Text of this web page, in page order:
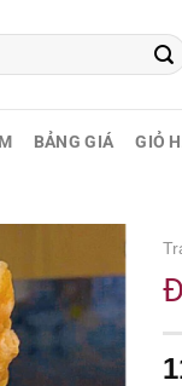
BẢNG GIÁ GIỎ